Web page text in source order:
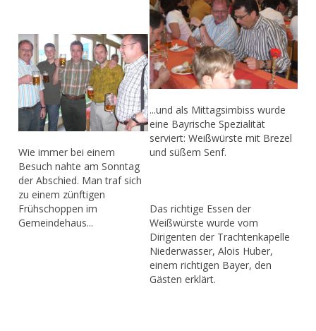
Wie immer bei einem
Besuch nahte am Sonntag
der Abschied. Man traf sich
zu einem zünftigen
Frühschoppen im
Gemeindehaus...
...und als Mittagsimbiss wurde
eine Bayrische Spezialität
serviert: Weißwürste mit Brezel
und süßem Senf.
Das richtige Essen der
Weißwürste wurde vom
Dirigenten der Trachtenkapelle
Niederwasser, Alois Huber,
einem richtigen Bayer, den
Gästen erklärt.